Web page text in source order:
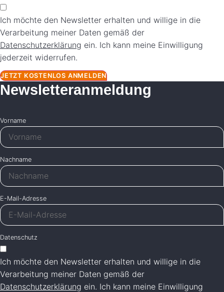
Ich möchte den Newsletter erhalten und willige in die
Verarbeitung meiner Daten gemäß der
Datenschutzerklärung ein. Ich kann meine Einwilligung
jederzeit widerrufen.
JETZT KOSTENLOS ANMELDEN
Newsletteranmeldung
Vorname
Nachname
E-Mail-Adresse
Datenschutz
Ich möchte den Newsletter erhalten und willige in die
Verarbeitung meiner Daten gemäß der
Datenschutzerklärung ein. Ich kann meine Einwilligung